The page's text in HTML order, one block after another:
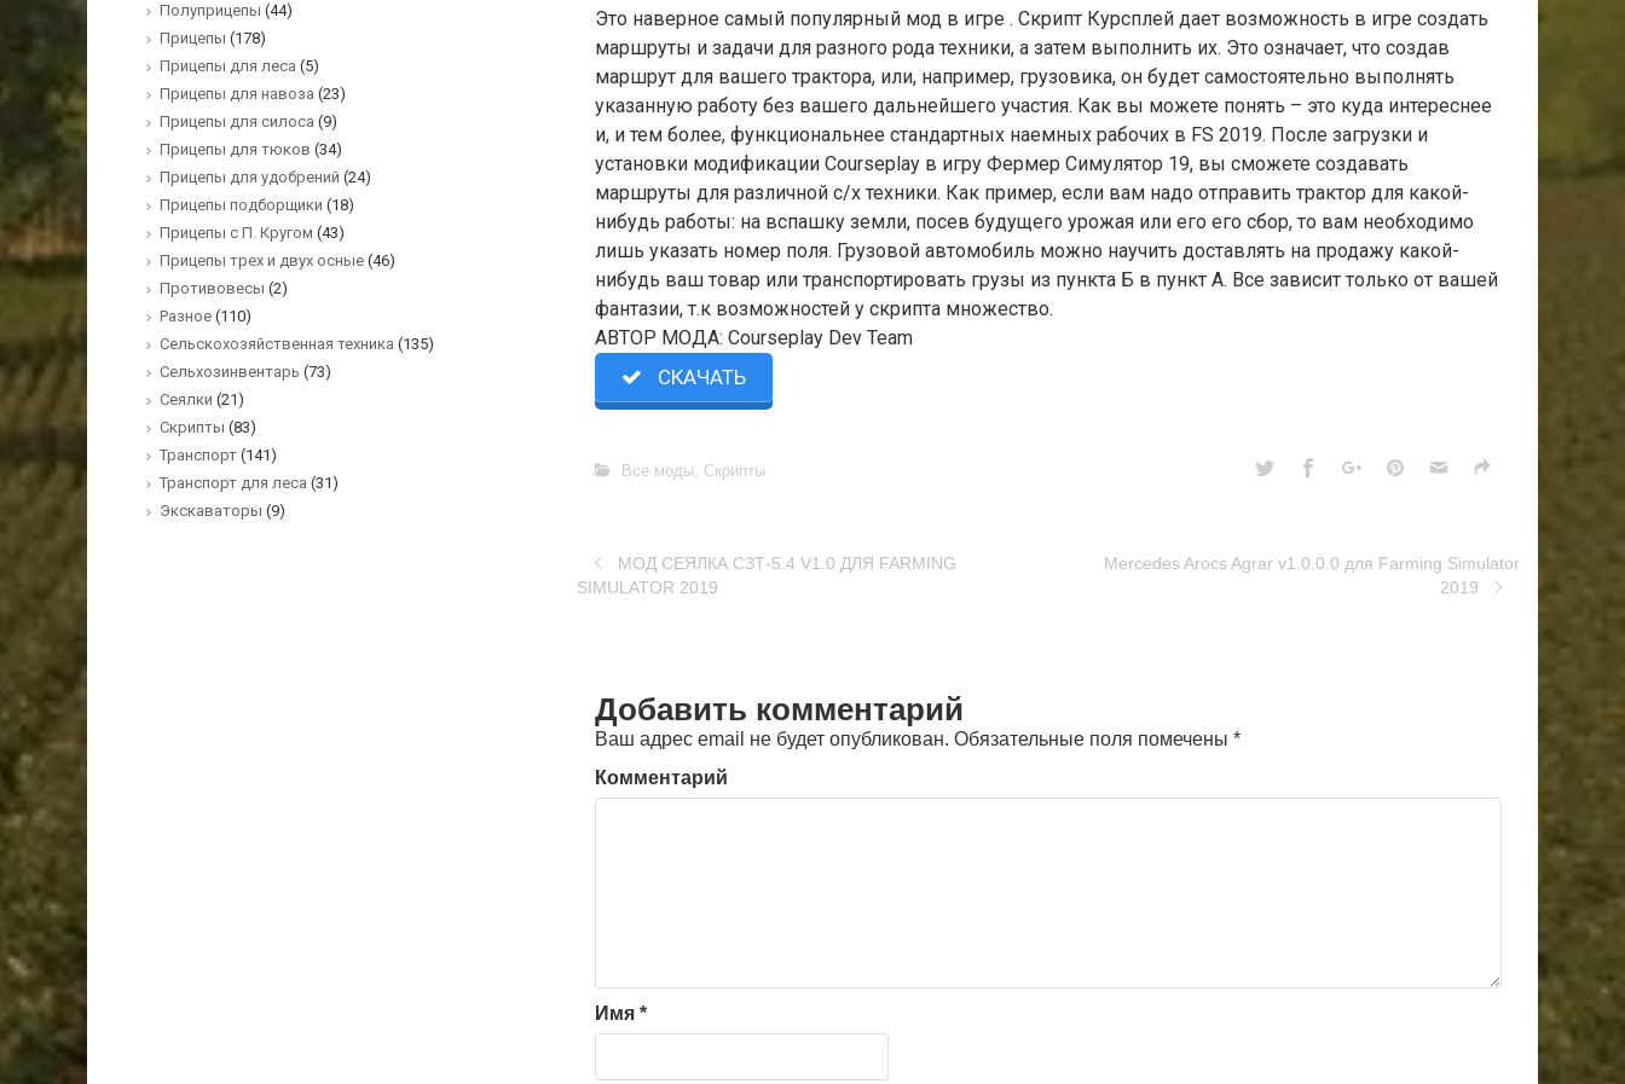
Это наверное самый популярный мод в игре . Скрипт Курсплей дает возможность в игре создать
маршруты и задачи для разного рода техники, а затем выполнить их. Это означает, что создав
маршрут для вашего трактора, или, например, грузовика, он будет самостоятельно выполнять
указанную работу без вашего дальнейшего участия. Как вы можете понять – это куда интереснее
и, и тем более, функциональнее стандартных наемных рабочих в FS 2019. После загрузки и
установки модификации Courseplay в игру Фермер Симулятор 19, вы сможете создавать
маршруты для различной с/х техники. Как пример, если вам надо отправить трактор для какой-
нибудь работы: на вспашку земли, посев будущего урожая или его его сбор, то вам необходимо
лишь указать номер поля. Грузовой автомобиль можно научить доставлять на продажу какой-
нибудь ваш товар или транспортировать грузы из пункта Б в пункт А. Все зависит только от вашей
фантазии, т.к возможностей у скрипта множество.
АВТОР МОДА: Courseplay Dev Team
СКАЧАТЬ
Все моды, Скрипты
MOД СЕЯЛКА СЗТ-5.4 V1.0 ДЛЯ FARMING
SIMULATOR 2019
Mercedes Arocs Agrar v1.0.0.0 для Farming Simulator
2019
Добавить комментарий
Ваш адрес email не будет опубликован. Обязательные поля помечены *
Комментарий
Имя *
Полуприцепы (44)
Прицепы (178)
Прицепы для леса (5)
Прицепы для навоза (23)
Прицепы для силоса (9)
Прицепы для тюков (34)
Прицепы для удобрений (24)
Прицепы подборщики (18)
Прицепы с П. Кругом (43)
Прицепы трех и двух осные (46)
Противовесы (2)
Разное (110)
Сельскохозяйственная техника (135)
Сельхозинвентарь (73)
Сеялки (21)
Скрипты (83)
Транспорт (141)
Транспорт для леса (31)
Экскаваторы (9)